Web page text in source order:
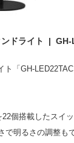
ンドライト | GH-
「GH-
個搭載したス
明るさの調整